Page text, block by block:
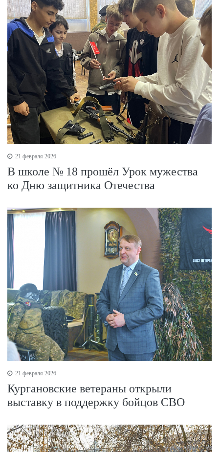
21 февраля 2026
В школе № 18 прошёл Урок мужества
ко Дню защитника Отечества
21 февраля 2026
Кургановские ветераны открыли
выставку в поддержку бойцов СВО